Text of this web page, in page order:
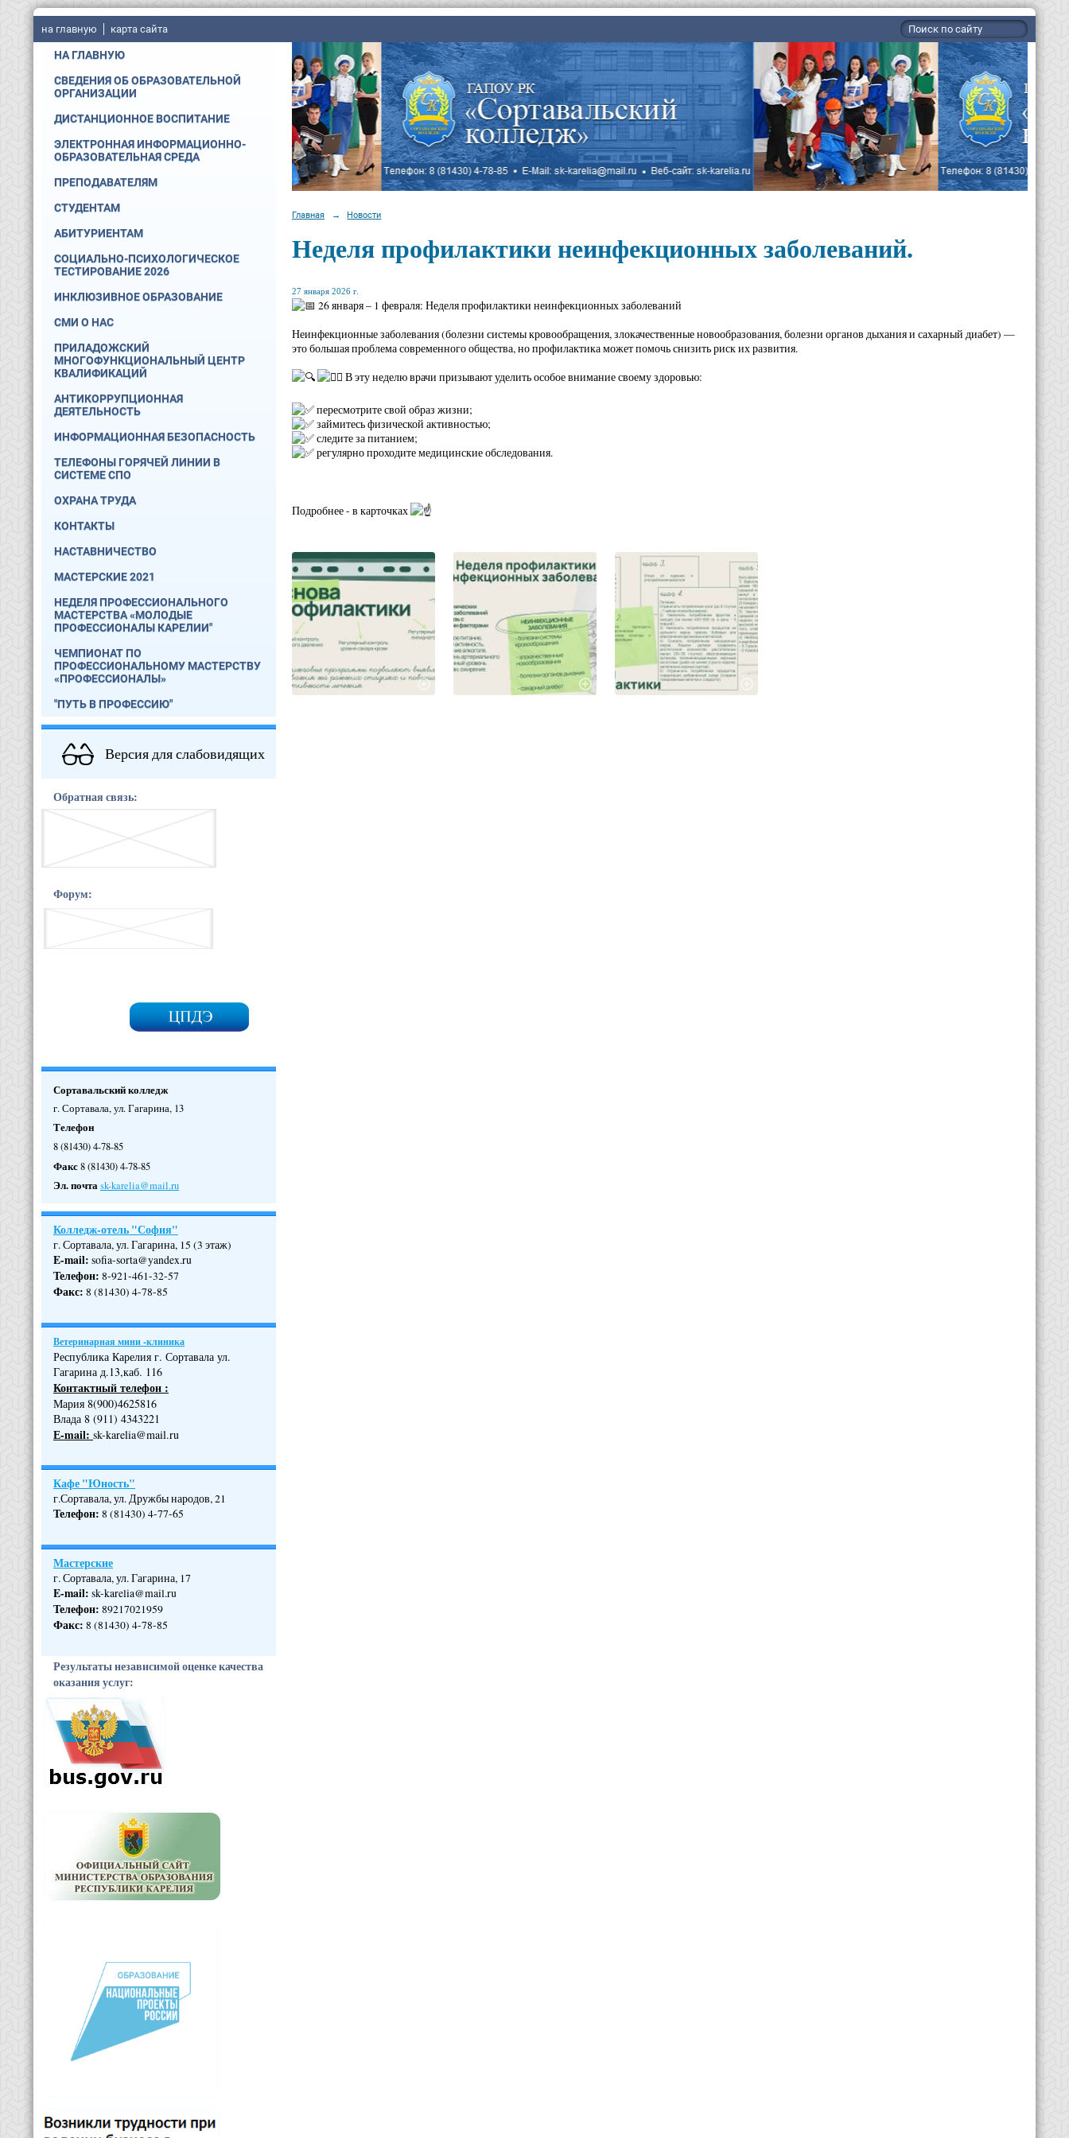
на главную карта сайта
НА ГЛАВНУЮ
СВЕДЕНИЯ ОБ ОБРАЗОВАТЕЛЬНОЙ
ОРГАНИЗАЦИИ
ДИСТАНЦИОННОЕ ВОСПИТАНИЕ
ЭЛЕКТРОННАЯ ИНФОРМАЦИОННО-
ОБРАЗОВАТЕЛЬНАЯ СРЕДА
ПРЕПОДАВАТЕЛЯМ
СТУДЕНТАМ
АБИТУРИЕНТАМ
СОЦИАЛЬНО-ПСИХОЛОГИЧЕСКОЕ
ТЕСТИРОВАНИЕ 2026
ИНКЛЮЗИВНОЕ ОБРАЗОВАНИЕ
СМИ О НАС
ПРИЛАДОЖСКИЙ
МНОГОФУНКЦИОНАЛЬНЫЙ ЦЕНТР
КВАЛИФИКАЦИЙ
АНТИКОРРУПЦИОННАЯ
ДЕЯТЕЛЬНОСТЬ
ИНФОРМАЦИОННАЯ БЕЗОПАСНОСТЬ
ТЕЛЕФОНЫ ГОРЯЧЕЙ ЛИНИИ В
СИСТЕМЕ СПО
ОХРАНА ТРУДА
КОНТАКТЫ
НАСТАВНИЧЕСТВО
МАСТЕРСКИЕ 2021
НЕДЕЛЯ ПРОФЕССИОНАЛЬНОГО
МАСТЕРСТВА «МОЛОДЫЕ
ПРОФЕССИОНАЛЫ КАРЕЛИИ"
ЧЕМПИОНАТ ПО
ПРОФЕССИОНАЛЬНОМУ МАСТЕРСТВУ
«ПРОФЕССИОНАЛЫ»
"ПУТЬ В ПРОФЕССИЮ"
Версия для слабовидящих
Обратная связь:
Форум:
Сортавальский колледж
г. Сортавала, ул. Гагарина, 13
Телефон
8 (81430) 4-78-85
Факс8 (81430) 4-78-85
Эл. почтаsk-karelia@mail.ru
Колледж-отель "София"
г. Сортавала, ул. Гагарина, 15 (3 этаж)
E-mail: sofia-sorta@yandex.ru
Телефон: 8-921-461-32-57
Факс: 8 (81430) 4-78-85
Ветеринарная мини -клиника
Республика Карелия г. Сортавала ул.
Гагарина д.13,каб. 116
Контактный телефон :
Мария 8(900)4625816
Влада 8 (911) 4343221
Е-mail: sk-karelia@mail.ru
Кафе "Юность"
г.Сортавала, ул. Дружбы народов, 21
Телефон: 8 (81430) 4-77-65
Мастерские
г. Сортавала, ул. Гагарина, 17
E-mail: sk-karelia@mail.ru
Телефон: 89217021959
Факс: 8 (81430) 4-78-85
Результаты независимой оценке качества
оказания услуг:
Главная → Новости
Неделя профилактики неинфекционных заболеваний.
27 января 2026 г.
26 января – 1 февраля: Неделя профилактики неинфекционных заболеваний
Неинфекционные заболевания (болезни системы кровообращения, злокачественные новообразования, болезни органов дыхания и сахарный диабет) —
это большая проблема современного общества, но профилактика может помочь снизить риск их развития.
В эту неделю врачи призывают уделить особое внимание своему здоровью:
пересмотрите свой образ жизни;
займитесь физической активностью;
следите за питанием;
регулярно проходите медицинские обследования.
Подробнее - в карточках